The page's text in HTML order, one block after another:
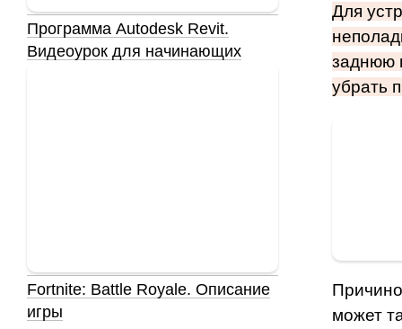
Для
заднюю
убрать
может
Программа Autodesk Revit.
Видеоурок для начинающих
Fortnite: Battle Royale. Описание
игры